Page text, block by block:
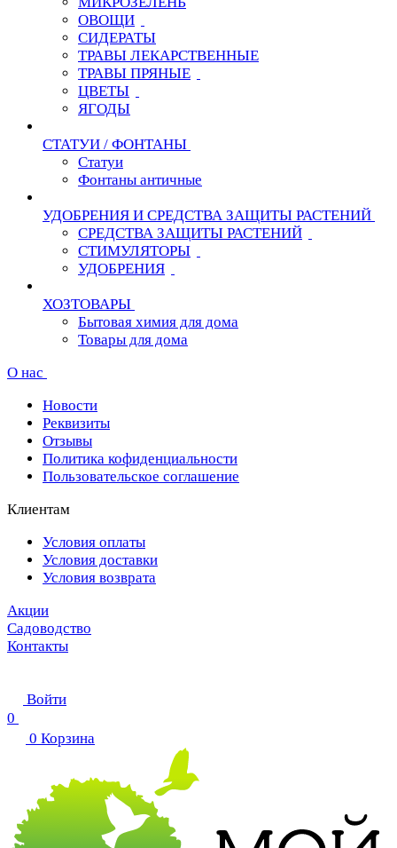
ОВОЩИ
СИДЕРАТЫ
ТРАВЫ ЛЕКАРСТВЕННЫЕ
ТРАВЫ ПРЯНЫЕ
ЦВЕТЫ
ЯГОДЫ
СТАТУИ / ФОНТАНЫ
Статуи
Фонтаны античные
УДОБРЕНИЯ И СРЕДСТВА ЗАЩИТЫ РАСТЕНИЙ
СРЕДСТВА ЗАЩИТЫ РАСТЕНИЙ
СТИМУЛЯТОРЫ
УДОБРЕНИЯ
ХОЗТОВАРЫ
Бытовая химия для дома
Товары для дома
О нас
Новости
Реквизиты
Отзывы
Политика кофиденциальности
Пользовательское соглашение
Клиентам
Условия оплаты
Условия доставки
Условия возврата
Акции
Садоводство
Контакты
Войти
0
0 Корзина